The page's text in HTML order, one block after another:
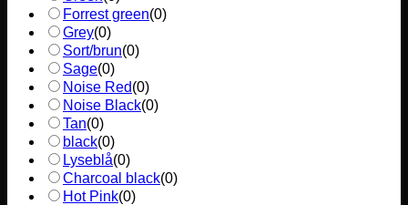
Forrest green(0)
Grey(0)
Sort/brun(0)
Sage(0)
Noise Red(0)
Noise Black(0)
Tan(0)
black(0)
Lyseblå(0)
Charcoal black(0)
Hot Pink(0)